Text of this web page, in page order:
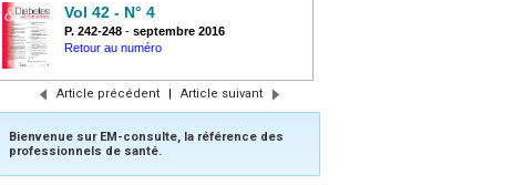
Vol 42 - N° 4
P. 242-248 - septembre 2016
Retour au numéro
Article précédent | Article suivant
Bienvenue sur EM-consulte, la référence des
professionnels de santé.